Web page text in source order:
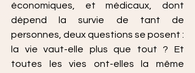
économiques, et médicaux, dont
dépend la survie de tant de
personnes, deux questions se posent :
la vie vaut-elle plus que tout ? Et
toutes les vies ont-elles la même